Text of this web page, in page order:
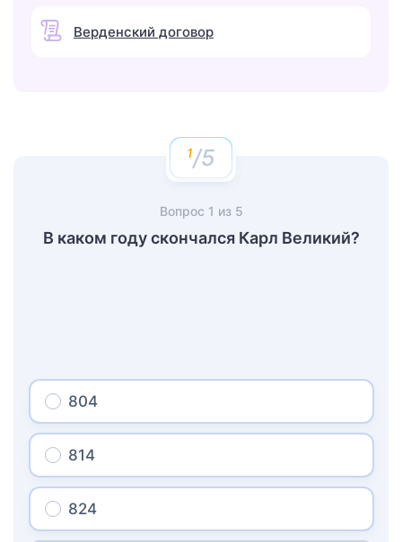
Верденский договор
/5
Вопрос 1 из 5
В каком году скончался Карл Великий?
804
814
824